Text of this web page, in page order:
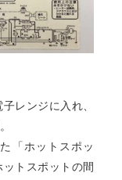
レンジに入れ、
「ホットスポッ
トスポットの間